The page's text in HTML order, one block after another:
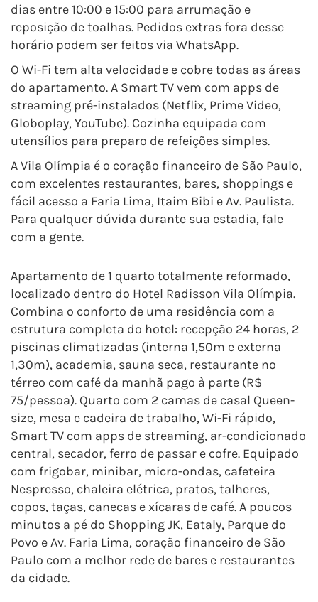
dias entre 10:00 e 15:00 para arrumação e
reposição de toalhas. Pedidos extras fora desse
horário podem ser feitos via WhatsApp.
O Wi-Fi tem alta velocidade e cobre todas as áreas
do apartamento. A Smart TV vem com apps de
streaming pré-instalados (Netflix, Prime Video,
Globoplay, YouTube). Cozinha equipada com
utensílios para preparo de refeições simples.
A Vila Olímpia é o coração financeiro de São Paulo,
com excelentes restaurantes, bares, shoppings e
fácil acesso a Faria Lima, Itaim Bibi e Av. Paulista.
Para qualquer dúvida durante sua estadia, fale
com a gente.
Apartamento de 1 quarto totalmente reformado,
localizado dentro do Hotel Radisson Vila Olímpia.
Combina o conforto de uma residência com a
estrutura completa do hotel: recepção 24 horas, 2
piscinas climatizadas (interna 1,50m e externa
1,30m), academia, sauna seca, restaurante no
térreo com café da manhã pago à parte (R$
75/pessoa). Quarto com 2 camas de casal Queen-
size, mesa e cadeira de trabalho, Wi-Fi rápido,
Smart TV com apps de streaming, ar-condicionado
central, secador, ferro de passar e cofre. Equipado
com frigobar, minibar, micro-ondas, cafeteira
Nespresso, chaleira elétrica, pratos, talheres,
copos, taças, canecas e xícaras de café. A poucos
minutos a pé do Shopping JK, Eataly, Parque do
Povo e Av. Faria Lima, coração financeiro de São
Paulo com a melhor rede de bares e restaurantes
da cidade.